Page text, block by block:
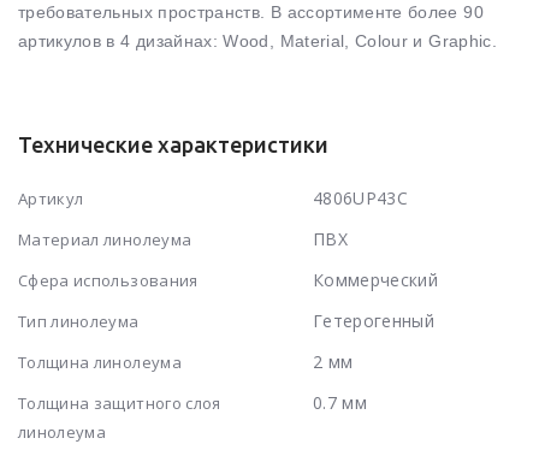
требовательных пространств. В ассортименте более 90
артикулов в 4 дизайнах: Wood, Material, Colour и Graphic.
Технические характеристики
Артикул 4806UP43C
Материал линолеума ПВХ
Сфера использования Коммерческий
Тип линолеума Гетерогенный
Толщина линолеума 2 мм
Толщина защитного слоя
линолеума
0.7 мм